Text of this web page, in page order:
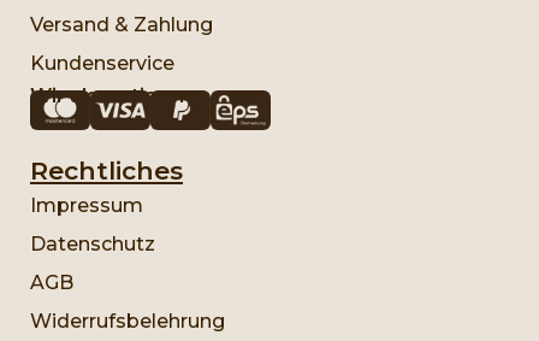
Versand & Zahlung
Kundenservice
Wir akzeptieren:
Rechtliches
Impressum
Datenschutz
AGB
Widerrufsbelehrung